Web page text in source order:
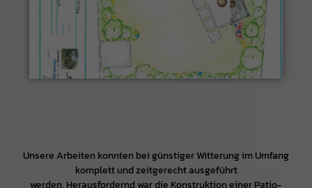
Unsere Arbeiten konnten bei günstiger Witterung im Umfang
komplett und zeitgerecht ausgeführt
werden. Herausfordernd war die Konstruktion einer Patio-